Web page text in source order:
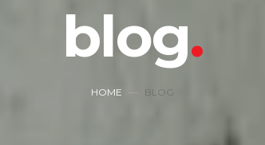
blog
HOME BLOG